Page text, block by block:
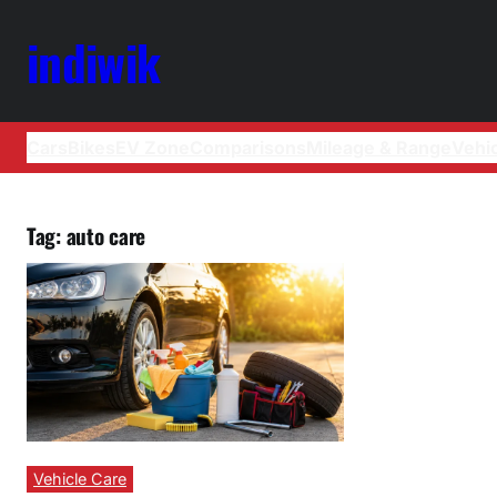
indiwik
Tag:auto care
Vehicle Care